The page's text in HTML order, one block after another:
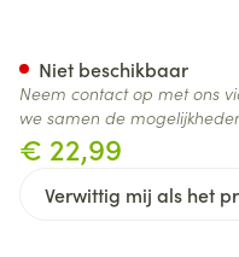
€ 22,99
Verwittig mij als het
Niet beschikbaar
Neem contact op met ons
we samen de